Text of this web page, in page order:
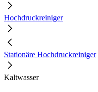
Hochdruckreiniger
Stationäre Hochdruckreiniger
Kaltwasser